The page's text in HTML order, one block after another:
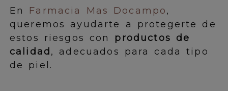
En Farmacia Mas Docampo,
queremos ayudarte a protegerte de
estos riesgos con productos de
calidad, adecuados para cada tipo
de piel.